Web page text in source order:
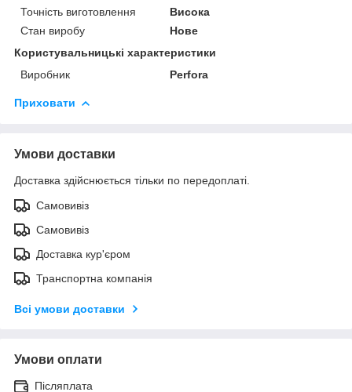
Точність виготовлення
Висока
Стан виробу
Нове
Користувальницькі характеристики
Виробник
Perfora
Приховати
Умови доставки
Доставка здійснюється тільки по передоплаті.
Самовивіз
Самовивіз
Доставка кур'єром
Транспортна компанія
Всі умови доставки
Умови оплати
Післяплата